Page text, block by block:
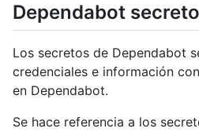
Dependabot
Los secretos de Dependabot
credenciales e información
en Dependabot.
Se hace referencia a los